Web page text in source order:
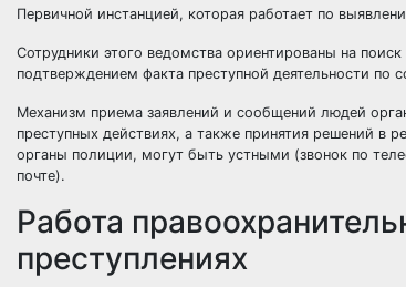
Первичной инстанцией, которая работает по
Сотрудники этого ведомства ориентированы на
подтверждением факта преступной деятельности по
Механизм приема заявлений и сообщений людей
преступных действиях, а также принятия решений в
органы полиции, могут быть устными (звонок по
почте).
Работа
преступлениях